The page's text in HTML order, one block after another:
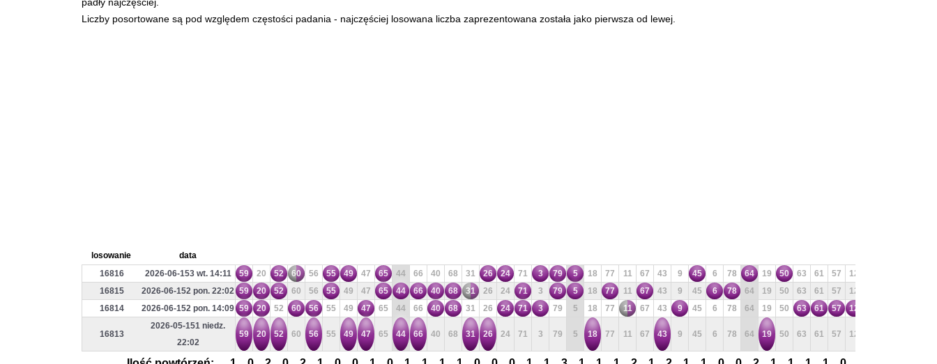
Liczby posortowane są pod względem częstości padania - najczęściej losowana liczba zaprezentowana została jako pierwsza od lewej.
losowanie
data
16816
2026-06-153 wt. 14:11 59 20 52 60 56 55 49 47 65 44 66 40 68 31 26 24 71 3 79 5 18 77 11 67 43 9 45 6 78 64 19 50 63 61 57 12
16815
2026-06-152 pon. 22:02 59 20 52 60 56 55 49 47 65 44 66 40 68 31 26 24 71 3 79 5 18 77 11 67 43 9 45 6 78 64 19 50 63 61 57 12
16814
2026-06-152 pon. 14:09 59 20 52 60 56 55 49 47 65 44 66 40 68 31 26 24 71 3 79 5 18 77 11 67 43 9 45 6 78 64 19 50 63 61 57 12
16813
2026-05-151 niedz.
22:02
59 20 52 60 56 55 49 47 65 44 66 40 68 31 26 24 71 3 79 5 18 77 11 67 43 9 45 6 78 64 19 50 63 61 57 12